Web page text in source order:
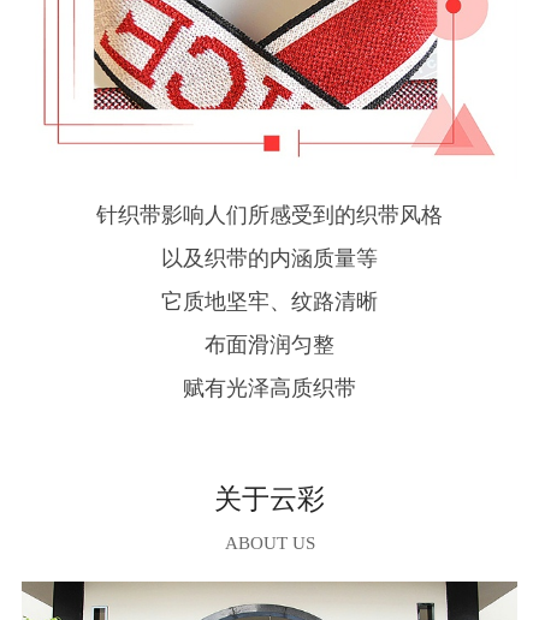
针织带影响人们所感受到的织带风格
以及织带的内涵质量等
它质地坚牢、纹路清晰
布面滑润匀整
赋有光泽高质织带
关于云彩
ABOUT US